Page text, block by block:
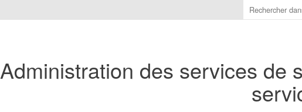
Enter
the
to
search
for.
Administration des services de